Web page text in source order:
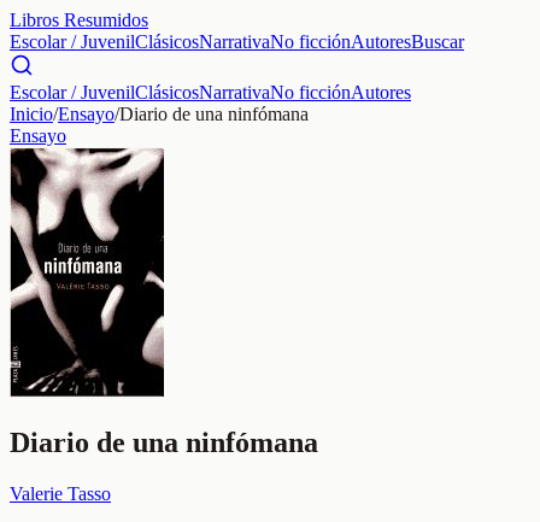
Libros Resumidos
Escolar / JuvenilClásicosNarrativaNo ficciónAutoresBuscar
Escolar / JuvenilClásicosNarrativaNo ficciónAutores
Inicio/Ensayo/Diario de una ninfómana
Ensayo
Diario de una ninfómana
Valerie Tasso